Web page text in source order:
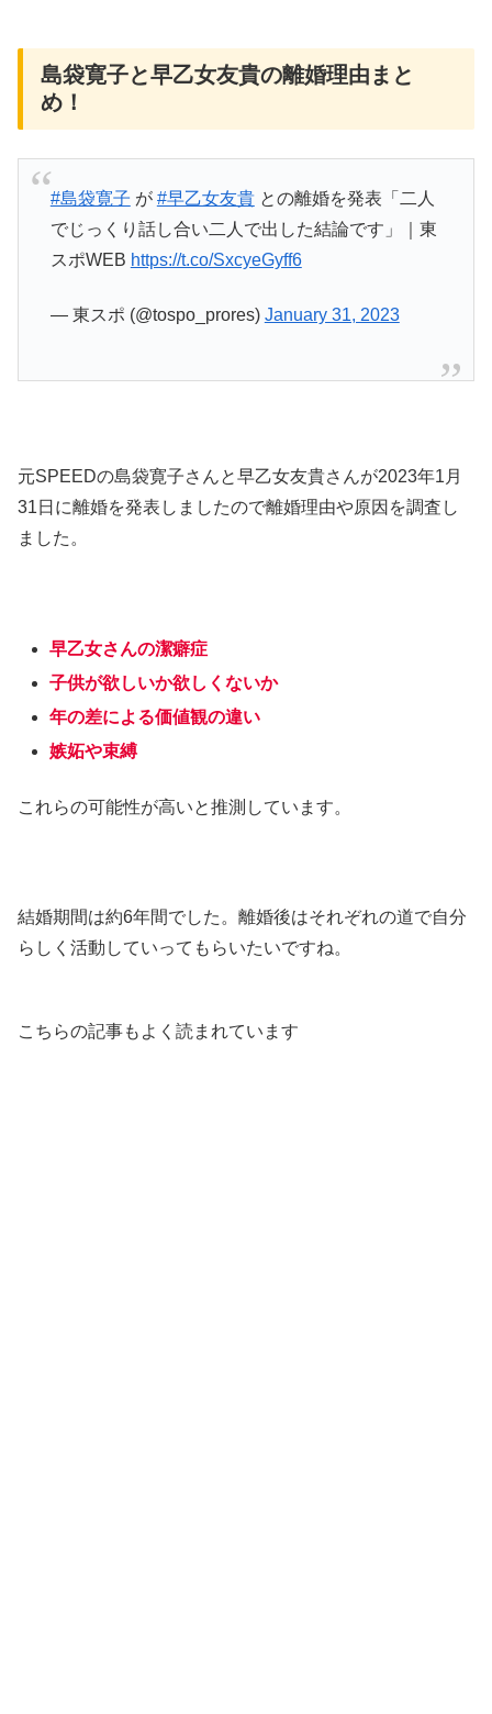
島袋寛子と早乙女友貴の離婚理由まと
め！
#島袋寛子 が #早乙女友貴との離婚を発表「二人
でじっくり話し合い二人で出した結論です」｜東
スポWEB https://t.co/SxcyeGyff6
— 東スポ (@tospo_prores) January 31, 2023
元SPEEDの島袋寛子さんと早乙女友貴さんが2023年1月
31日に離婚を発表しましたので離婚理由や原因を調査し
ました。
早乙女さんの潔癖症
子供が欲しいか欲しくないか
年の差による価値観の違い
嫉妬や束縛
これらの可能性が高いと推測しています。
結婚期間は約6年間でした。離婚後はそれぞれの道で自分
らしく活動していってもらいたいですね。
こちらの記事もよく読まれています